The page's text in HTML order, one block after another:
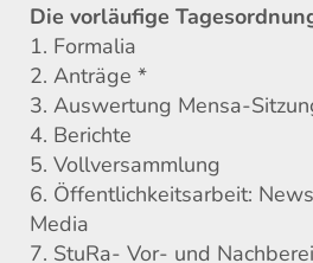
Die vorläufige
1. Formalia
2. Anträge *
3. Auswertung Mensa-
4. Berichte
5. Vollversammlung
6. Öffentlichkeitsarbeit:
Media
7. StuRa- Vor- und